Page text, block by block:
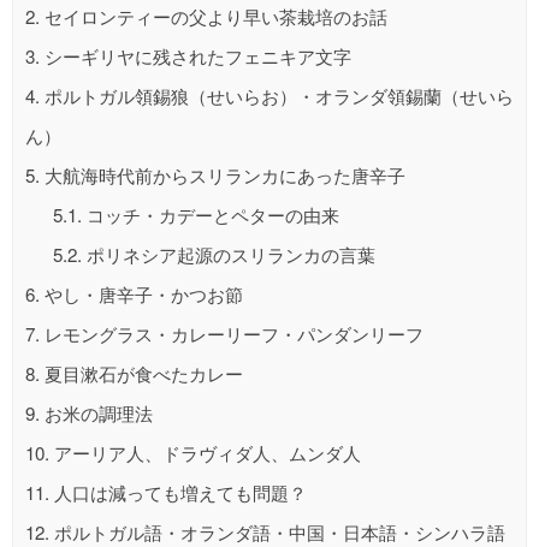
2. セイロンティーの父より早い茶栽培のお話
3. シーギリヤに残されたフェニキア文字
4. ポルトガル領錫狼（せいらお）・オランダ領錫蘭（せいら
ん）
5. 大航海時代前からスリランカにあった唐辛子
5.1. コッチ・カデーとペターの由来
5.2. ポリネシア起源のスリランカの言葉
6. やし・唐辛子・かつお節
7. レモングラス・カレーリーフ・パンダンリーフ
8. 夏目漱石が食べたカレー
9. お米の調理法
10. アーリア人、ドラヴィダ人、ムンダ人
11. 人口は減っても増えても問題？
12. ポルトガル語・オランダ語・中国・日本語・シンハラ語